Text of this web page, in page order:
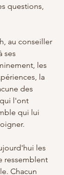
questions,
au conseiller
ses
les
la
des
l'ont
qui lui
les
ressemblent
Chacun